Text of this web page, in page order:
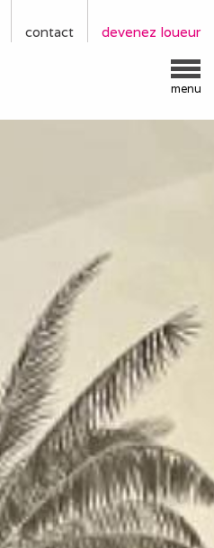
devenez loueur
contact
menu